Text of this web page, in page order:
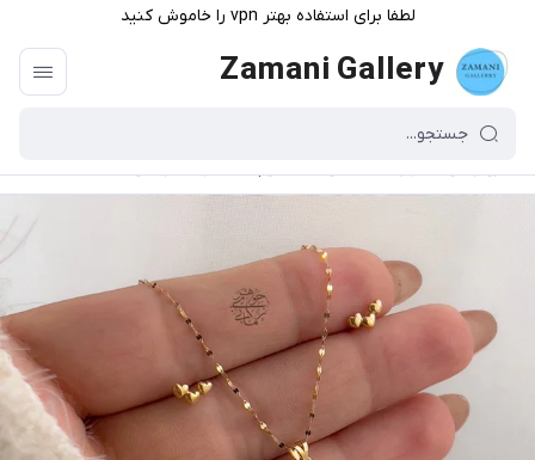
لطفا برای استفاده بهتر vpn را خاموش کنید
Zamani Gallery